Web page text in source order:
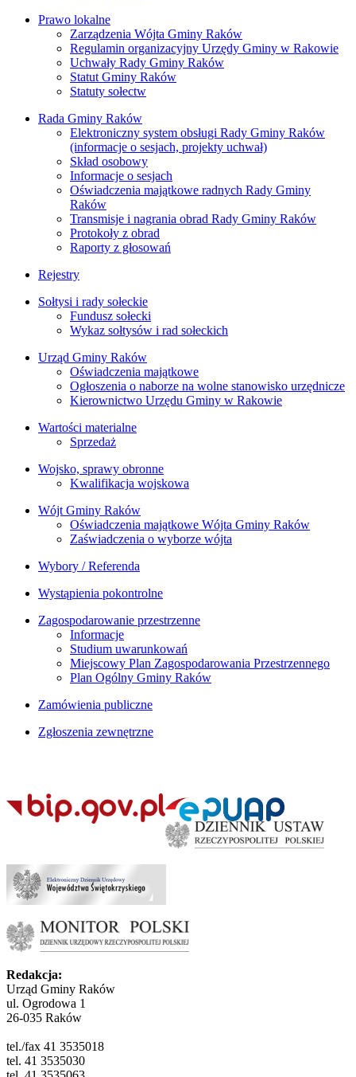
Prawo lokalne
Zarządzenia Wójta Gminy Raków
Regulamin organizacyjny Urzędy Gminy w Rakowie
Uchwały Rady Gminy Raków
Statut Gminy Raków
Statuty sołectw
Rada Gminy Raków
Elektroniczny system obsługi Rady Gminy Raków
(informacje o sesjach, projekty uchwał)
Skład osobowy
Informacje o sesjach
Oświadczenia majątkowe radnych Rady Gminy
Raków
Transmisje i nagrania obrad Rady Gminy Raków
Protokoły z obrad
Raporty z głosowań
Rejestry
Sołtysi i rady sołeckie
Fundusz sołecki
Wykaz sołtysów i rad sołeckich
Urząd Gminy Raków
Oświadczenia majątkowe
Ogłoszenia o naborze na wolne stanowisko urzędnicze
Kierownictwo Urzędu Gminy w Rakowie
Wartości materialne
Sprzedaż
Wojsko, sprawy obronne
Kwalifikacja wojskowa
Wójt Gminy Raków
Oświadczenia majątkowe Wójta Gminy Raków
Zaświadczenia o wyborze wójta
Wybory / Referenda
Wystąpienia pokontrolne
Zagospodarowanie przestrzenne
Informacje
Studium uwarunkowań
Miejscowy Plan Zagospodarowania Przestrzennego
Plan Ogólny Gminy Raków
Zamówienia publiczne
Zgłoszenia zewnętrzne
Redakcja:
Urząd Gminy Raków
ul. Ogrodowa 1
26-035 Raków
tel./fax 41 3535018
tel. 41 3535030